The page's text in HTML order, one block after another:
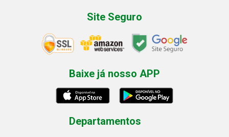
Site Seguro
Baixe já nosso APP
Departamentos